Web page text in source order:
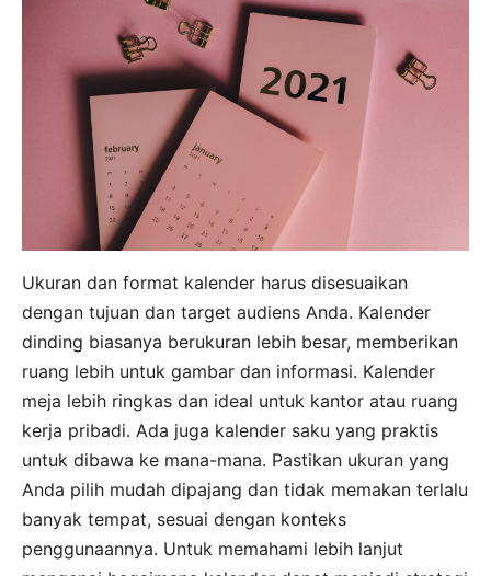
Ukuran dan format kalender harus disesuaikan
dengan tujuan dan target audiens Anda. Kalender
dinding biasanya berukuran lebih besar, memberikan
ruang lebih untuk gambar dan informasi. Kalender
meja lebih ringkas dan ideal untuk kantor atau ruang
kerja pribadi. Ada juga kalender saku yang praktis
untuk dibawa ke mana-mana. Pastikan ukuran yang
Anda pilih mudah dipajang dan tidak memakan terlalu
banyak tempat, sesuai dengan konteks
penggunaannya. Untuk memahami lebih lanjut